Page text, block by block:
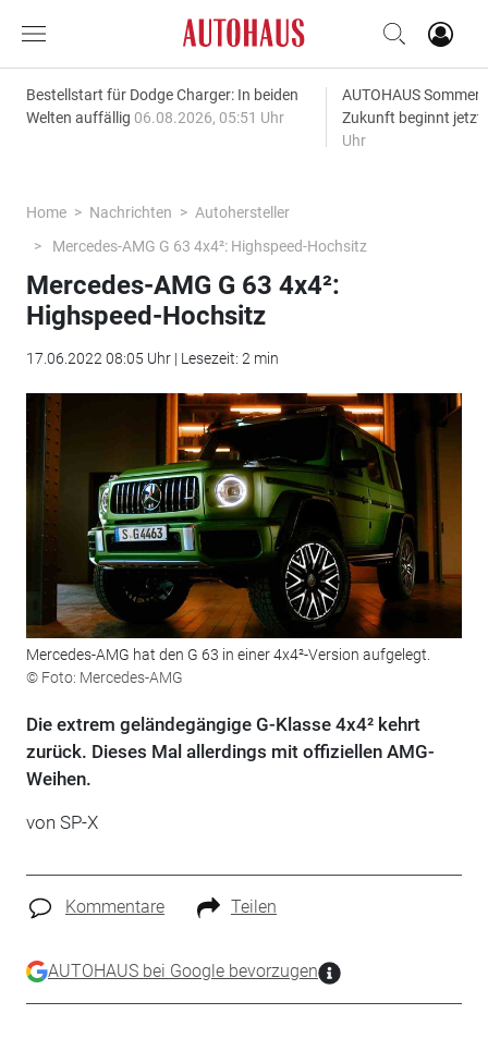
Bestellstart für Dodge Charger: In beiden
Welten auffällig 06.08.2026, 05:51 Uhr
AUTOHAUS
Zukunft beginnt jetzt
Uhr
Home Nachrichten
Autohersteller
Mercedes-AMG G 63 4x4²: Highspeed-Hochsitz
Mercedes-AMG G 63 4x4²:
Highspeed-Hochsitz
17.06.2022 08:05 Uhr | Lesezeit: 2 min
Mercedes-AMG hat den G 63 in einer 4x4²-Version aufgelegt.
© Foto: Mercedes-AMG
Die extrem geländegängige G-Klasse 4x4² kehrt
zurück. Dieses Mal allerdings mit offiziellen AMG-
Weihen.
von SP-X
Kommentare Teilen
AUTOHAUS bei Google bevorzugen